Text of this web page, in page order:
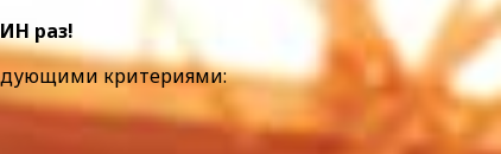
раз!
критериями: